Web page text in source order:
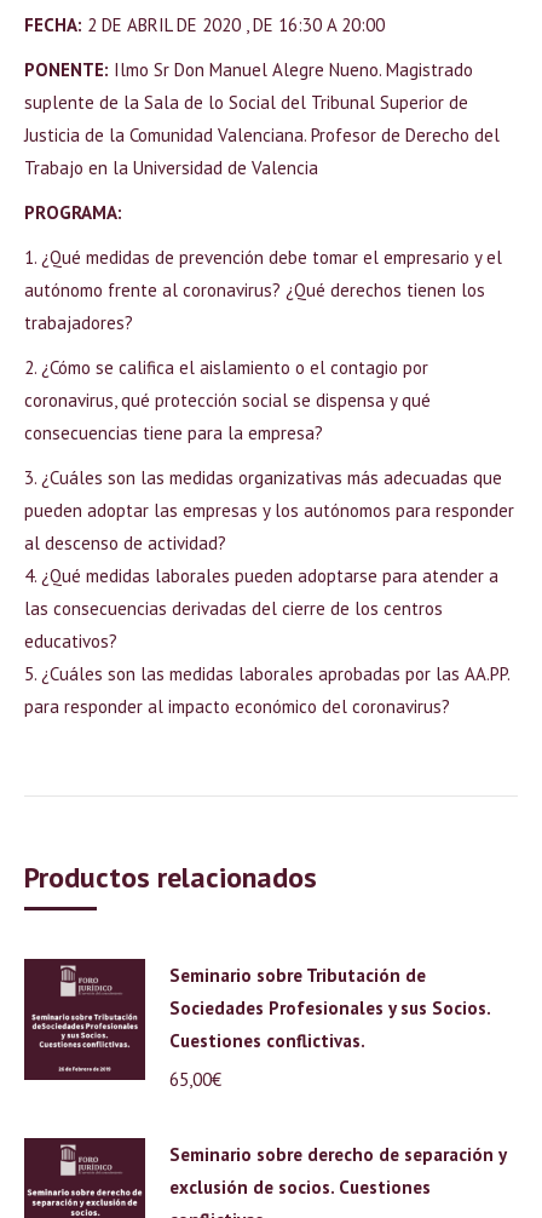
FECHA: 2 DE ABRIL DE 2020 , DE 16:30 A 20:00
PONENTE: Ilmo Sr Don Manuel Alegre Nueno. Magistrado
suplente de la Sala de lo Social del Tribunal Superior de
Justicia de la Comunidad Valenciana. Profesor de Derecho del
Trabajo en la Universidad de Valencia
PROGRAMA:
1. ¿Qué medidas de prevención debe tomar el empresario y el
autónomo frente al coronavirus? ¿Qué derechos tienen los
trabajadores?
2. ¿Cómo se califica el aislamiento o el contagio por
coronavirus, qué protección social se dispensa y qué
consecuencias tiene para la empresa?
3. ¿Cuáles son las medidas organizativas más adecuadas que
pueden adoptar las empresas y los autónomos para responder
al descenso de actividad?
4. ¿Qué medidas laborales pueden adoptarse para atender a
las consecuencias derivadas del cierre de los centros
educativos?
5. ¿Cuáles son las medidas laborales aprobadas por las AA.PP.
para responder al impacto económico del coronavirus?
Productos relacionados
Seminario sobre Tributación de
Sociedades Profesionales y sus Socios.
Cuestiones conflictivas.
65,00€
Seminario sobre derecho de separación y
exclusión de socios. Cuestiones